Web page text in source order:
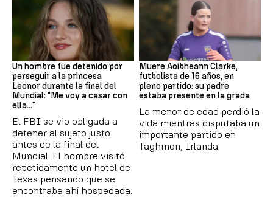
Mundial 2026
Un hombre fue detenido por
perseguir a la princesa
Leonor durante la final del
Mundial: "Me voy a casar con
ella..."
El FBI se vio obligada a
detener al sujeto justo
antes de la final del
Mundial. El hombre visitó
repetidamente un hotel de
Texas pensando que se
encontraba ahí hospedada.
Muere Aoibheann Clarke,
futbolista de 16 años, en
pleno partido: su padre
estaba presente en la grada
La menor de edad perdió la
vida mientras disputaba un
importante partido en
Taghmon, Irlanda.